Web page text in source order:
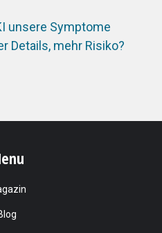
unsere Symptome
Details, mehr Risiko?